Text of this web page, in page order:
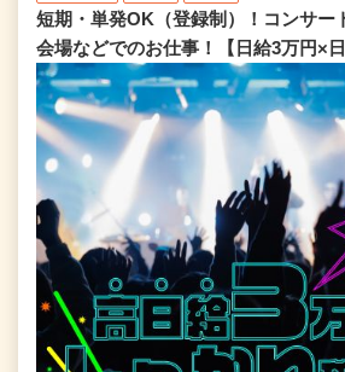
短期・単発OK（登録制）！コンサー
会場などでのお仕事！【日給3万円×日